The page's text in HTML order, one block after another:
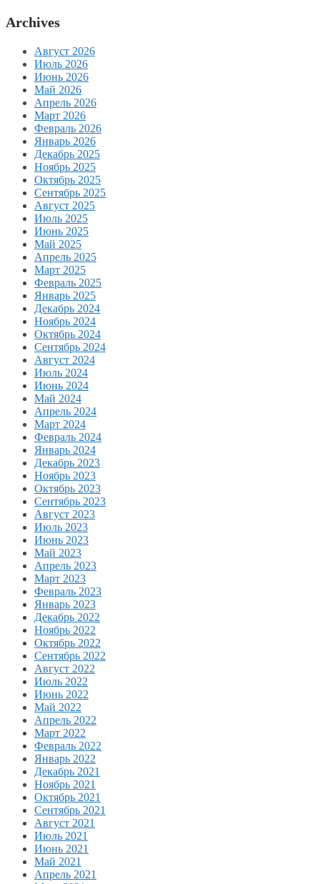
Archives
Август 2026
Июль 2026
Июнь 2026
Май 2026
Апрель 2026
Март 2026
Февраль 2026
Январь 2026
Декабрь 2025
Ноябрь 2025
Октябрь 2025
Сентябрь 2025
Август 2025
Июль 2025
Июнь 2025
Май 2025
Апрель 2025
Март 2025
Февраль 2025
Январь 2025
Декабрь 2024
Ноябрь 2024
Октябрь 2024
Сентябрь 2024
Август 2024
Июль 2024
Июнь 2024
Май 2024
Апрель 2024
Март 2024
Февраль 2024
Январь 2024
Декабрь 2023
Ноябрь 2023
Октябрь 2023
Сентябрь 2023
Август 2023
Июль 2023
Июнь 2023
Май 2023
Апрель 2023
Март 2023
Февраль 2023
Январь 2023
Декабрь 2022
Ноябрь 2022
Октябрь 2022
Сентябрь 2022
Август 2022
Июль 2022
Июнь 2022
Май 2022
Апрель 2022
Март 2022
Февраль 2022
Январь 2022
Декабрь 2021
Ноябрь 2021
Октябрь 2021
Сентябрь 2021
Август 2021
Июль 2021
Июнь 2021
Май 2021
Апрель 2021